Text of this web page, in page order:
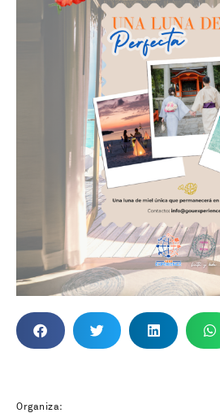
Organiza: